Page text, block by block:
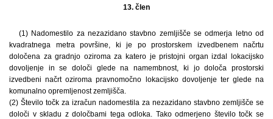
13. člen
(1) Nadomestilo za nezazidano stavbno zemljišče se odmerja letno od
kvadratnega metra površine, ki je po prostorskem izvedbenem načrtu
določena za gradnjo oziroma za katero je pristojni organ izdal lokacijsko
dovoljenje in se določi glede na namembnost, ki jo določa prostorski
izvedbeni načrt oziroma pravnomočno lokacijsko dovoljenje ter glede na
komunalno opremljenost zemljišča.
(2) Število točk za izračun nadomestila za nezazidano stavbno zemljišče se
določi v skladu z določbami tega odloka. Tako odmerjeno število točk se